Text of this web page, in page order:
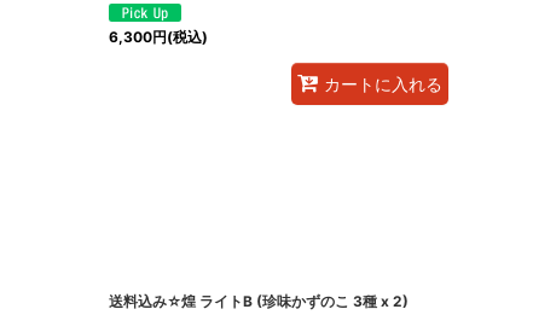
6,300円(税込)
カートに入れる
送料込み☆煌 ライトB (珍味かずのこ 3種 x 2)